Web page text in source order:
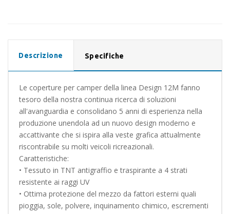
Descrizione Specifiche
Le coperture per camper della linea Design 12M fanno
tesoro della nostra continua ricerca di soluzioni
all'avanguardia e consolidano 5 anni di esperienza nella
produzione unendola ad un nuovo design moderno e
accattivante che si ispira alla veste grafica attualmente
riscontrabile su molti veicoli ricreazionali.
Caratteristiche:
• Tessuto in TNT antigraffio e traspirante a 4 strati
resistente ai raggi UV
• Ottima protezione del mezzo da fattori esterni quali
pioggia, sole, polvere, inquinamento chimico, escrementi